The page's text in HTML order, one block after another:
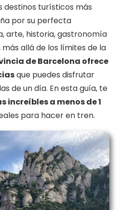
destinos turísticos más
por su perfecta
arte, historia, gastronomía
más allá de los límites de la
de Barcelona ofrece
que puedes disfrutar
de un día. En esta guía, te
increíbles a menos de 1
para hacer en tren.